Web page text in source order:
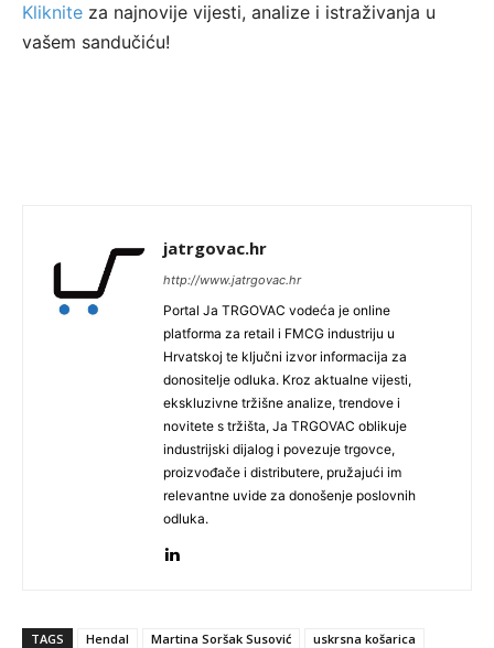
Kliknite za najnovije vijesti, analize i istraživanja u
vašem sandučiću!
jatrgovac.hr
http://www.jatrgovac.hr
Portal Ja TRGOVAC vodeća je online
platforma za retail i FMCG industriju u
Hrvatskoj te ključni izvor informacija za
donositelje odluka. Kroz aktualne vijesti,
ekskluzivne tržišne analize, trendove i
novitete s tržišta, Ja TRGOVAC oblikuje
industrijski dijalog i povezuje trgovce,
proizvođače i distributere, pružajući im
relevantne uvide za donošenje poslovnih
odluka.
TAGS Hendal Martina Soršak Susović uskrsna košarica